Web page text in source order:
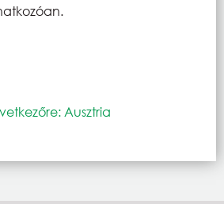
Ausztria